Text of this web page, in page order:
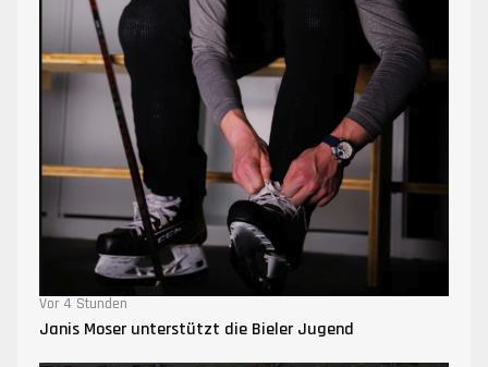
Vor 4 Stunden
Janis Moser unterstützt die Bieler Jugend